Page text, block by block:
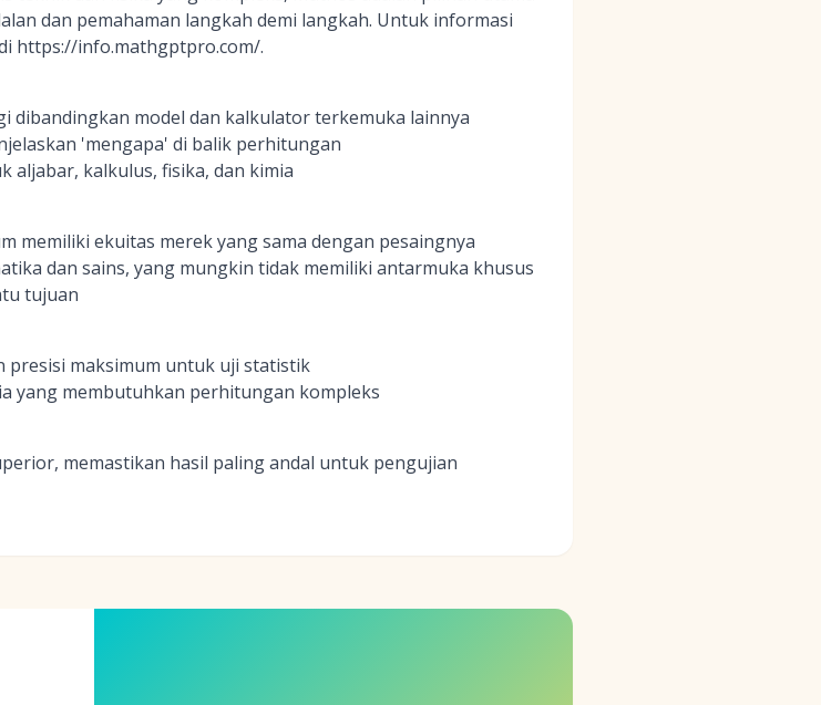
dan pemahaman langkah demi langkah. Untuk informasi
https://info.mathgptpro.com/.
dibandingkan model dan kalkulator terkemuka lainnya
'mengapa' di balik perhitungan
aljabar, kalkulus, fisika, dan kimia
memiliki ekuitas merek yang sama dengan pesaingnya
dan sains, yang mungkin tidak memiliki antarmuka khusus
tujuan
presisi maksimum untuk uji statistik
yang membutuhkan perhitungan kompleks
memastikan hasil paling andal untuk pengujian